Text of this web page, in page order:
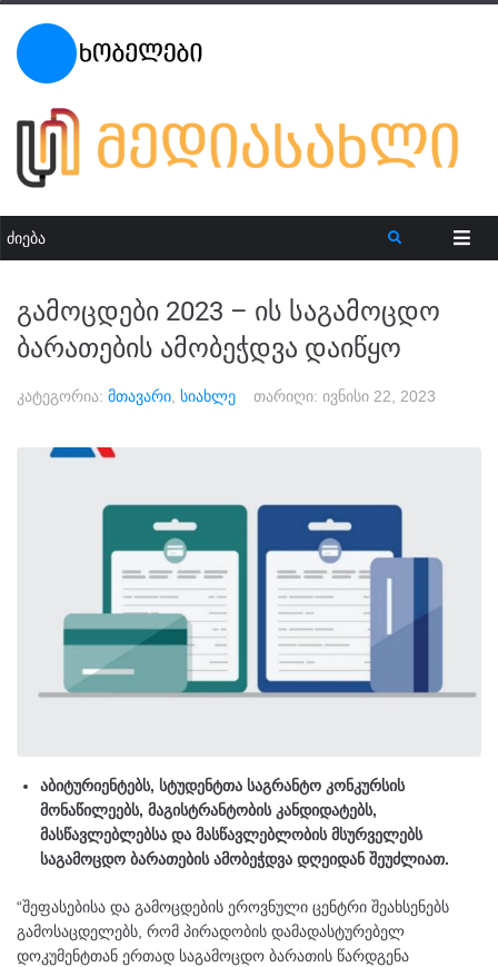
გამოცდები 2023 – ის საგამოცდო
ბარათების ამობეჭდვა დაიწყო
კატეგორია: მთავარი სიახლე თარიღი: ივნისი 22, 2023
აბიტურიენტებს, სტუდენტთა საგრანტო კონკურსის
მონაწილეებს, მაგისტრანტობის კანდიდატებს,
მასწავლებლებსა და მასწავლებლობის მსურველებს
საგამოცდო ბარათების ამობეჭდვა დღეიდან შეუძლიათ.
“შეფასებისა და გამოცდების ეროვნული ცენტრი შეახსენებს
გამოსაცდელებს, რომ პირადობის დამადასტურებელ
დოკუმენტთან ერთად საგამოცდო ბარათის წარდგენა